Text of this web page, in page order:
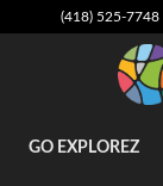
(418) 525-7748
GO EXPLOREZ